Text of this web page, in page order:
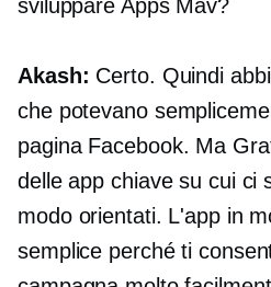
sviluppare Apps Mav?
Akash: Certo. Quindi
che potevano
pagina Facebook. Ma
delle app chiave su cui ci
modo orientati. L'app in
semplice perché ti